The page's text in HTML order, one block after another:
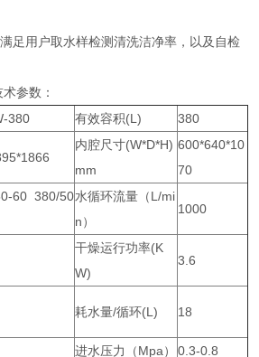
用户取水样检测清洗洁净率，以及自检
术参数：
380 有效容积(L)
380
内腔尺寸(W*D*H)
mm
600*640*10
70
60 380/50水循环流量（L/mi
n）
1000
干燥运行功率(K
W)
3.6
耗水量/循环(L) 18
进水压力（Mpa） 0.3-0.8